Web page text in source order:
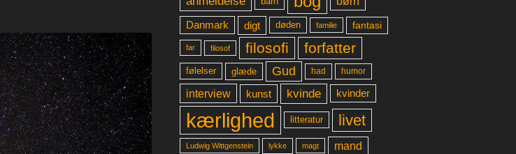
Danmark digt døden familie fantasi
far filosof filosofi forfatter
følelser glæde Gud had humor
interview kunst kvinde kvinder
kærlighed litteratur livet
Ludwig Wittgenstein lykke magt mand